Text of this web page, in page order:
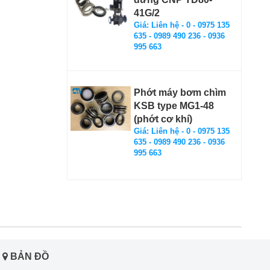
41G/2
Giá: Liên hệ - 0 - 0975 135
635 - 0989 490 236 - 0936
995 663
Phớt máy bơm chìm
KSB type MG1-48
(phớt cơ khí)
Giá: Liên hệ - 0 - 0975 135
635 - 0989 490 236 - 0936
995 663
BẢN ĐỒ